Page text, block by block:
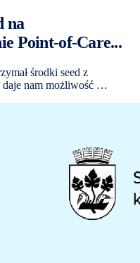
na
Point-of-Care...
środki seed z
daje nam możliwość …